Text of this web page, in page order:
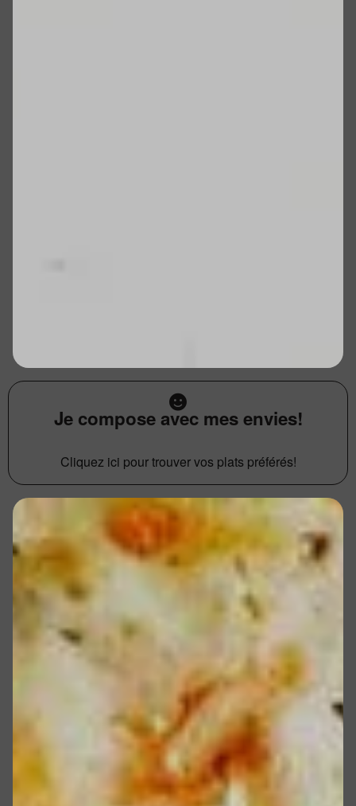
Je compose avec mes envies!
Cliquez ici pour trouver vos plats préférés!